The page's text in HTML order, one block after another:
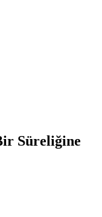
Süreliğine